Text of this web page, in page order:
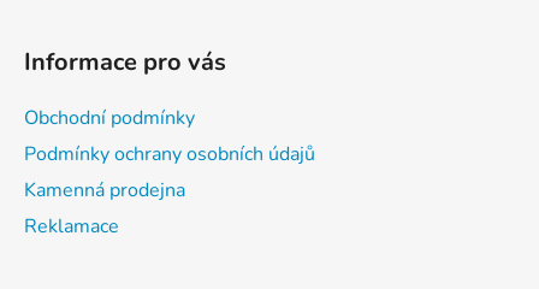
Informace pro vás
Obchodní podmínky
Podmínky ochrany osobních údajů
Kamenná prodejna
Reklamace